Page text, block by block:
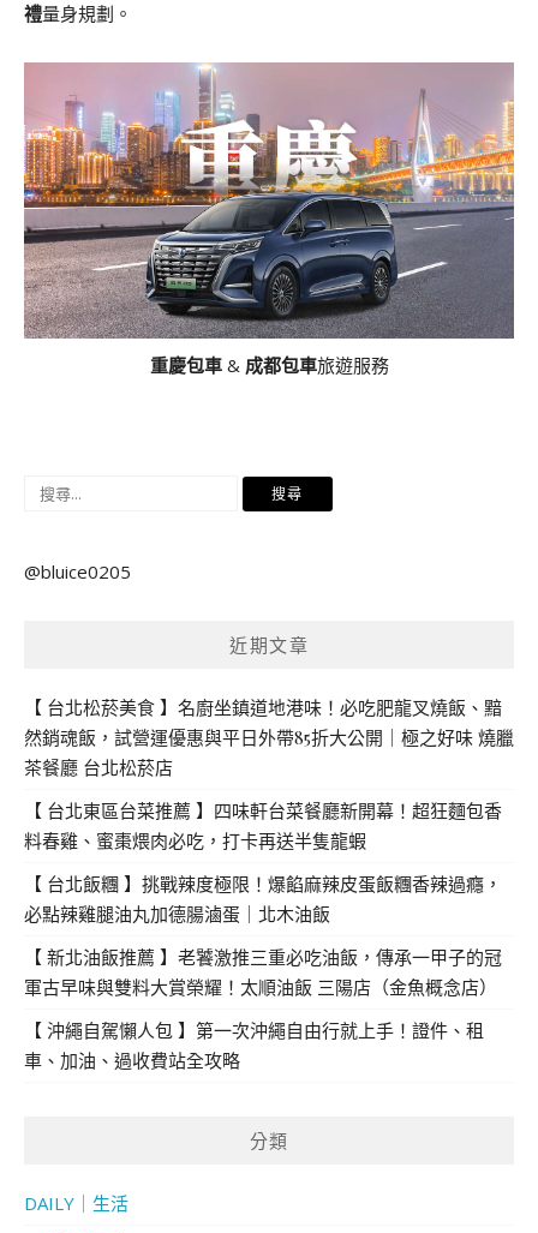
禮量身規劃。
重慶包車& 成都包車旅遊服務
搜
鍵
@bluice0205
近期文章
【 台北松菸美食 】名廚坐鎮道地港味！必吃肥龍叉燒飯、黯
然銷魂飯，試營運優惠與平日外帶85折大公開｜極之好味 燒臘
茶餐廳 台北松菸店
【 台北東區台菜推薦 】四味軒台菜餐廳新開幕！超狂麵包香
料春雞、蜜棗煨肉必吃，打卡再送半隻龍蝦
【 台北飯糰 】挑戰辣度極限！爆餡麻辣皮蛋飯糰香辣過癮，
必點辣雞腿油丸加德腸滷蛋｜北木油飯
【 新北油飯推薦 】老饕激推三重必吃油飯，傳承一甲子的冠
軍古早味與雙料大賞榮耀！太順油飯 三陽店（金魚概念店）
【 沖繩自駕懶人包 】第一次沖繩自由行就上手！證件、租
車、加油、過收費站全攻略
分類
DAILY｜生活